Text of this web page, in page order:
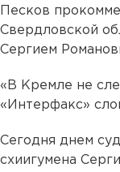
Песков
Свердловской
Сергием
«В Кремле не
«Интерфакс»
Сегодня днем
схиигумена